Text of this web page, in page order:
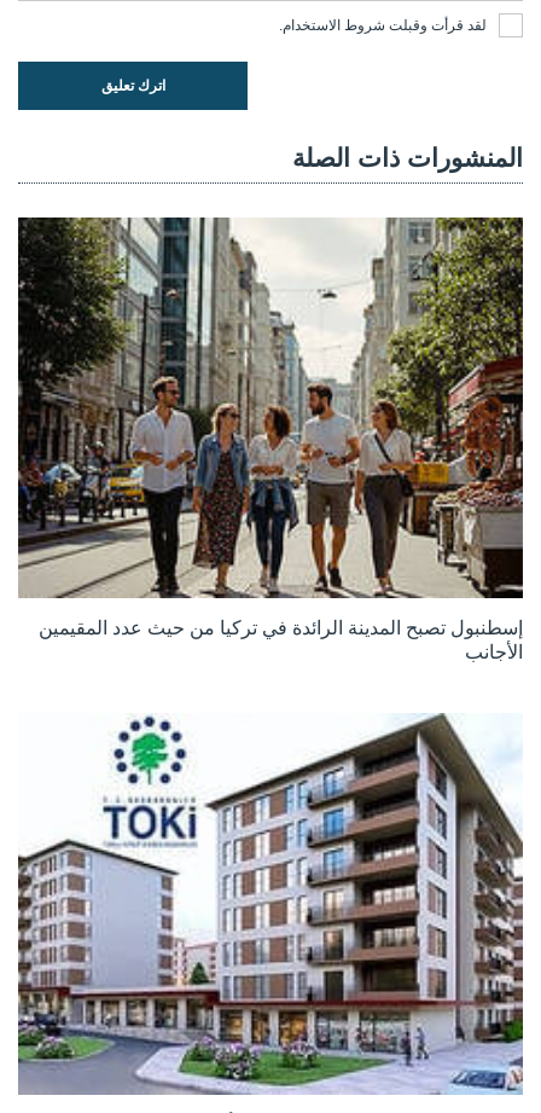
لقد قرأت وقبلت شروط الاستخدام
اترك تعليق
المنشورات ذات الصلة
إسطنبول تصبح المدينة الرائدة في تركيا من حيث عدد المقيمين
الأجانب